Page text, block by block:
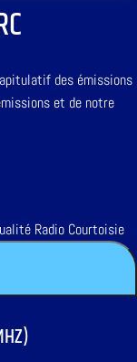
des émissions
et de notre
Radio Courtoisie